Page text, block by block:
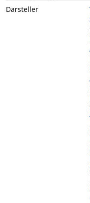
Darsteller